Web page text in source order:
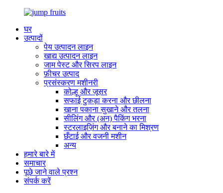
घर
उत्पादों
पेय उत्पादन लाइन
खाद्य उत्पादन लाइन
जाम पेस्ट और सिरप लाइन
फ़ीचर उत्पाद
प्रसंस्करण मशीनरी
कोल्हू और जूसर
सफाई टुकड़ा करना और छीलना
खाना पकाना सुखाने और तलना
सीलिंग और (अन) पैकिंग भरना
स्टरलाइज़िंग और बनाने का मिश्रण
छँटाई और वजनी मशीन
अन्य
हमारे बारे में
समाचार
पूछे जाने वाले प्रश्न
संपर्क करें